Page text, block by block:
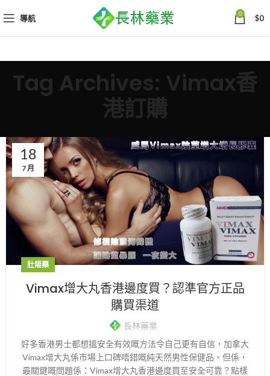
導航 0 $0
Tag Archives: Vimax香
港訂購
18
7 月
壯陽藥
Vimax增大丸香港邊度買？認準官方正品
購買渠道
長林藥業
好多香港男士都想搵安全有效嘅方法令自己更有自信，加拿大
Vimax增大丸係市場上口碑唔錯嘅純天然男性保健品。但係，
最關鍵嘅問題係：Vimax增大丸香港邊度買至安全可靠？點樣